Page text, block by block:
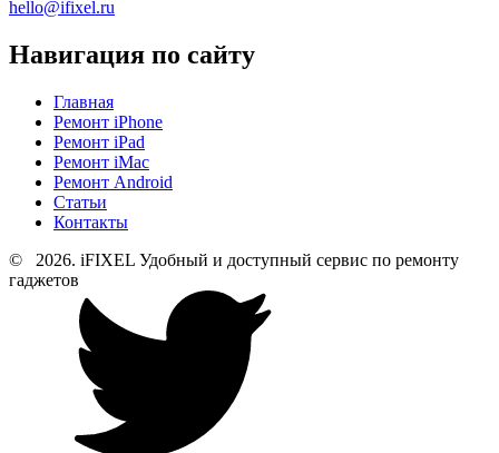
hello@ifixel.ru
Навигация по сайту
Главная
Ремонт iPhone
Ремонт iPad
Ремонт iMac
Ремонт Android
Статьи
Контакты
©
2026. iFIXEL Удобный и доступный сервис по ремонту
гаджетов